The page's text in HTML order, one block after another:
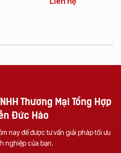
Thương Mại Tổng Hợp
Đức Hào
nay để được tư vấn giải pháp tối ưu
nghiệp của bạn.